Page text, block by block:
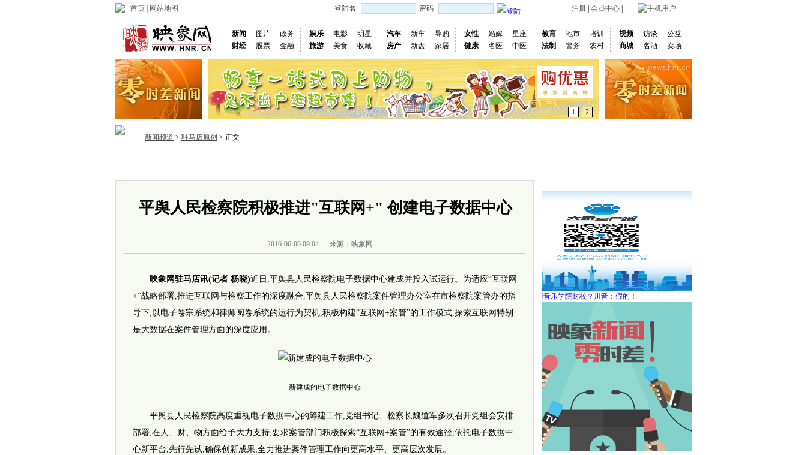
首页 网站地图 登陆名 密码 注册 会员中心 手机用户
新闻 图片
政务
财经
股票 金融
娱乐 电影
明星
旅游
美食 收藏
汽车 新车
导购
房产
新盘 家居
女性 婚嫁
星座
健康
名医 中医
教育 地市
培训
法制
警务 农村
视频 访谈
公益
商城
名酒 卖场
1 2
新闻频道 > 驻马店原创 > 正文
平舆人民检察院积极推进"互联网+" 创建电子数据中心
2016-06-06 09:04 来源：映象网
映象网驻马店讯(记者 杨晓)近日,平舆县人民检察院电子数据中心建成并投入试运行。为适应“互联网
+”战略部署,推进互联网与检察工作的深度融合,平舆县人民检察院案件管理办公室在市检察院案管办的指
导下,以电子卷宗系统和律师阅卷系统的运行为契机,积极构建“互联网+案管”的工作模式,探索互联网特别
是大数据在案件管理方面的深度应用。
新建成的电子数据中心
平舆县人民检察院高度重视电子数据中心的筹建工作,党组书记、检察长魏道军多次召开党组会安排
部署,在人、财、物方面给予大力支持,要求案管部门积极探索“互联网+案管”的有效途径,依托电子数据中
心新平台,先行先试,确保创新成果,全力推进案件管理工作向更高水平、更高层次发展。
网传四川音乐学院封校？川音：假的！